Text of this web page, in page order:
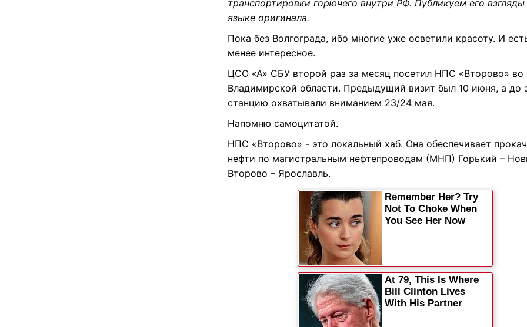
транспортировки горючего внутри РФ. Публикуем его взгляды
языке оригинала.
Пока без Волгограда, ибо многие уже осветили красоту. И
менее интересное.
ЦСО «А» СБУ второй раз за месяц посетил НПС «Второво» во
Владимирской области. Предыдущий визит был 10 июня, а до
станцию охватывали вниманием 23/24 мая.
Напомню самоцитатой.
НПС «Второво» - это локальный хаб. Она обеспечивает
нефти по магистральным нефтепроводам (МНП) Горький –
Второво – Ярославль.